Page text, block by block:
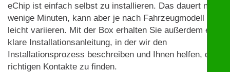
eChip ist einfach selbst zu installieren. Das dauert nur
wenige Minuten, kann aber je nach Fahrzeugmodell
leicht variieren. Mit der Box erhalten Sie außerdem eine
klare Installationsanleitung, in der wir den
Installationsprozess beschreiben und Ihnen helfen, die
richtigen Kontakte zu finden.